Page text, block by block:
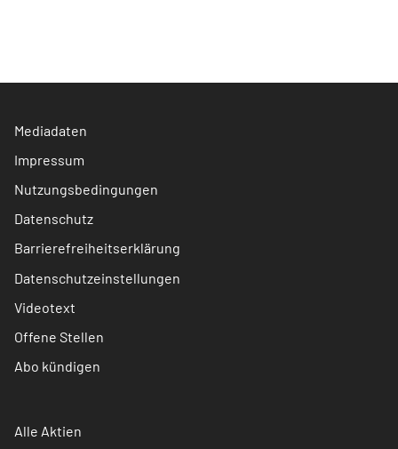
Mediadaten
Impressum
Nutzungsbedingungen
Datenschutz
Barrierefreiheitserklärung
Datenschutzeinstellungen
Videotext
Offene Stellen
Abo kündigen
Alle Aktien